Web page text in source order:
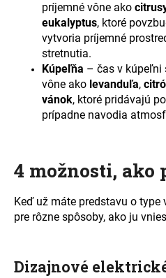
príjemné vône ako
eukalyptus, ktoré
vytvoria príjemné
stretnutia.
Kúpeľňa – čas v kúpeľni
vône ako levanduľa,
vánok, ktoré pridávajú
prípadne navodia
4 možnosti, ako
Keď už máte predstavu o
pre rôzne spôsoby, ako ju
Dizajnové